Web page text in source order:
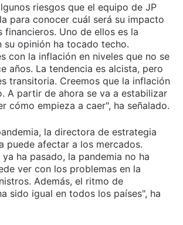
riesgos que el equipo de JP
para conocer cuál será su impacto
financieros. Uno de ellos es la
su opinión ha tocado techo.
con la inflación en niveles que no se
años. La tendencia es alcista, pero
transitoria. Creemos que la inflación
A partir de ahora se va a estabilizar
cómo empieza a caer", ha señalado.
la directora de estrategia
puede afectar a los mercados.
ha pasado, la pandemia no ha
ver con los problemas en la
Además, el ritmo de
sido igual en todos los países", ha